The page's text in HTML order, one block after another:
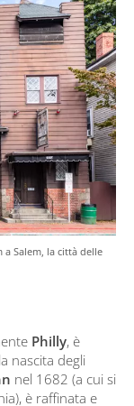
Salem, la città delle
Philly, è
nascita degli
nel 1682 (a cui si
è raffinata e